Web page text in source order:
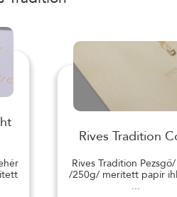
Rives Tradition
Rives Tradition
/250g/ merített papír
...